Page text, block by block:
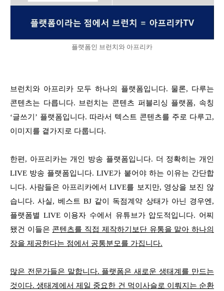
플랫폼인 브런치와 아프리카
브런치와 아프리카 모두 하나의 플랫폼입니다. 물론, 다루는
콘텐츠는 다릅니다. 브런치는 콘텐츠 퍼블리싱 플랫폼, 속칭
‘글쓰기’ 플랫폼입니다. 따라서 텍스트 콘텐츠를 주로 다루고,
이미지를 곁가지로 다룹니다.
한편, 아프리카는 개인 방송 플랫폼입니다. 더 정확히는 개인
LIVE 방송 플랫폼입니다. LIVE가 붙어야 하는 이유는 간단합
니다. 사람들은 아프리카에서 LIVE를 보지만, 영상을 보진 않
습니다. 사실, 베스트 BJ 같이 독점계약 상태가 아닌 경우엔,
플랫폼별 LIVE 이용자 수에서 유튜브가 압도적입니다. 어찌
됐건 이들은 콘텐츠를 직접 제작하기보단 유통을 맡아 하나의
장을 제공한다는 점에서 공통분모를 가집니다.
많은 전문가들은 말합니다. 플랫폼은 새로운 생태계를 만드는
것이다. 생태계에서 제일 중요한 건 먹이사슬로 이뤄지는 순환